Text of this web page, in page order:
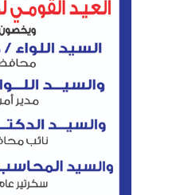
المهندس كريم بدوي وزير البترول والثروة